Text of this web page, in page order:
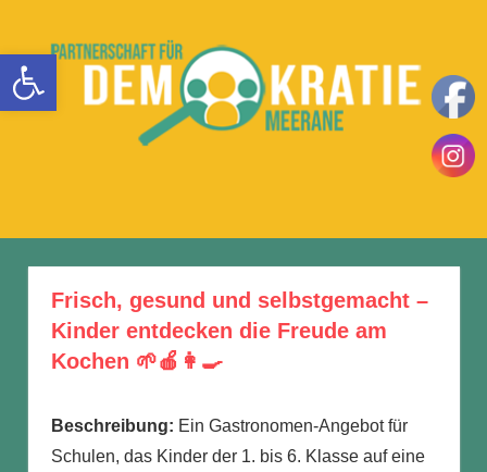
springen
Meerane
|
Frisch, gesund und selbstgemacht –
Kinder entdecken die Freude am
Kochen 🌱🍎👩‍🍳
Beschreibung: Ein Gastronomen-Angebot für
Schulen, das Kinder der 1. bis 6. Klasse auf eine
Werkzeugleiste öffnen